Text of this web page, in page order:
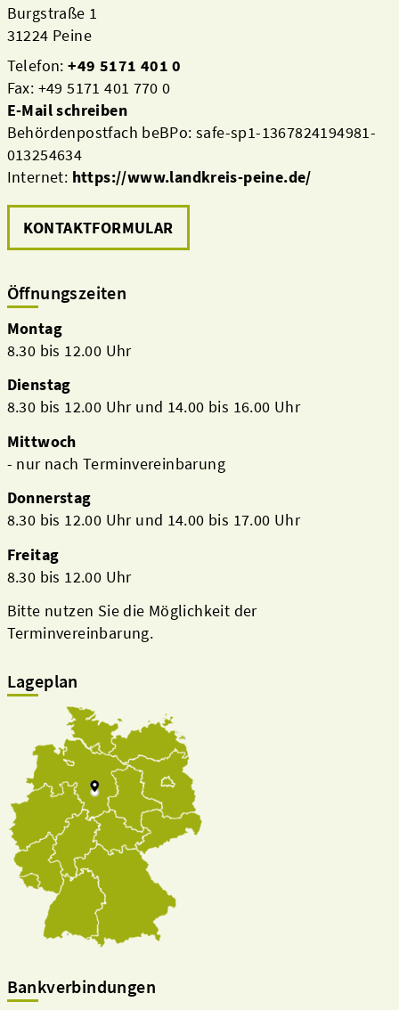
Burgstraße 1
31224 Peine
Telefon:+49 5171 401 0
Fax: +49 5171 401 770 0
E-Mail schreiben
Behördenpostfach beBPo: safe-sp1-1367824194981-
013254634
Internet: https://www.landkreis-peine.de/
KONTAKTFORMULAR
Öffnungszeiten
Montag
8.30 bis 12.00 Uhr
Dienstag
8.30 bis 12.00 Uhr und 14.00 bis 16.00 Uhr
Mittwoch
- nur nach Terminvereinbarung
Donnerstag
8.30 bis 12.00 Uhr und 14.00 bis 17.00 Uhr
Freitag
8.30 bis 12.00 Uhr
Bitte nutzen Sie die Möglichkeit der
Terminvereinbarung.
Lageplan
Bankverbindungen